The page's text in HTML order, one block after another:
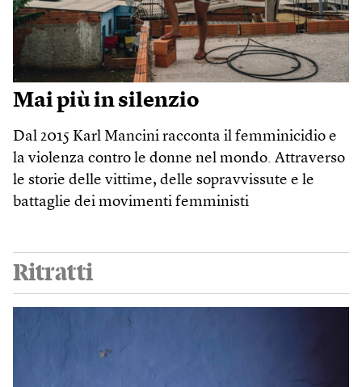
Mai più in silenzio
Dal 2015 Karl Mancini racconta il femminicidio e
la violenza contro le donne nel mondo. Attraverso
le storie delle vittime, delle sopravvissute e le
battaglie dei movimenti femministi
Ritratti